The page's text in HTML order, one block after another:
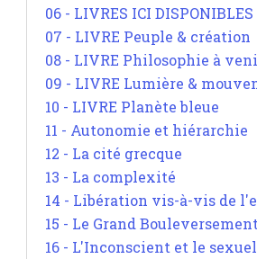
06 - LIVRES ICI DISPONIBLES
07 - LIVRE Peuple & création
08 - LIVRE Philosophie à
09 - LIVRE Lumière &
10 - LIVRE Planète bleue
11 - Autonomie et hiérarchie
12 - La cité grecque
13 - La complexité
14 - Libération vis-à-vis de
15 - Le Grand Bouleversement
16 - L'Inconscient et le sexuel